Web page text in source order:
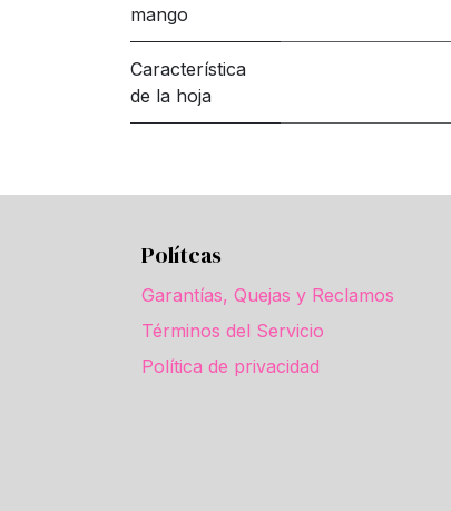
mango
Característica
de la hoja
Polítcas
Garantías, Quejas y Reclamos
Términos del Servicio
Política de privacidad